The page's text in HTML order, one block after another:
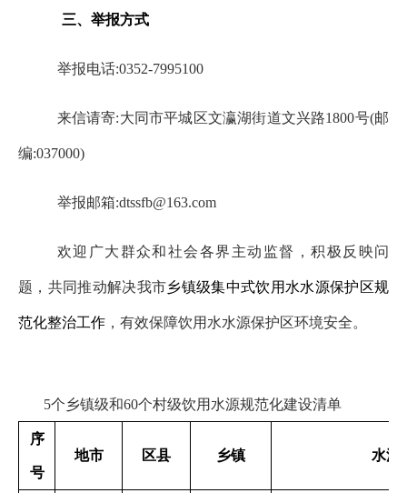
三、举报方式
举报电话:0352-7995100
来信请寄:大同市平城区文瀛湖街道文兴路1800号(邮
编:037000)
举报邮箱:dtssfb@163.com
欢迎广大群众和社会各界主动监督，积极反映问
题，共同推动解决我市乡镇级集中式饮用水水源保护区规
范化整治工作 ，有效保障饮用水水源保护区环境安全。
5个乡镇级和60个村级饮用水源规范化建设清单
序
号
地市 区县 乡镇 水源